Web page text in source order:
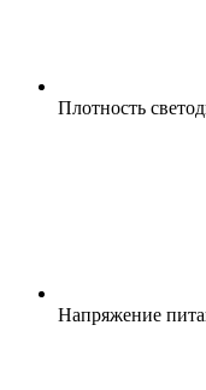
Плотность
Напряжение